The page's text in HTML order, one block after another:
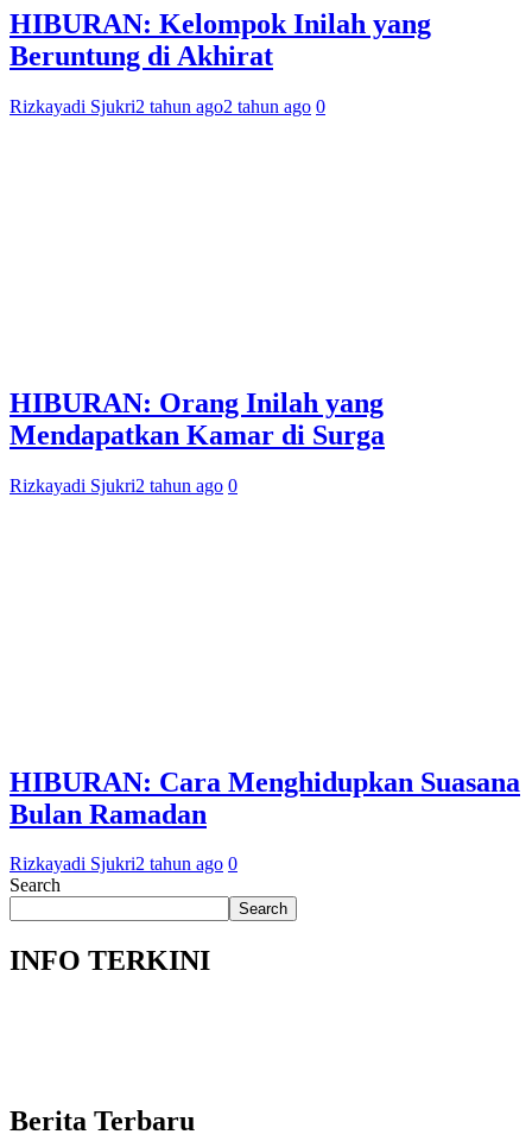
HIBURAN: Kelompok Inilah yang
Beruntung di Akhirat
Rizkayadi Sjukri2 tahun ago2 tahun ago 0
HIBURAN: Orang Inilah yang
Mendapatkan Kamar di Surga
Rizkayadi Sjukri2 tahun ago 0
HIBURAN: Cara Menghidupkan Suasana
Bulan Ramadan
Rizkayadi Sjukri2 tahun ago 0
Search
Search
INFO TERKINI
Berita Terbaru